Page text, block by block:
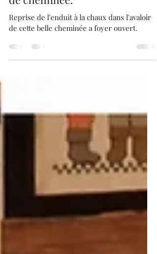
Reprise d'enduit dans Avaloir
de cheminée.
de cette belle cheminée a foyer ouvert.